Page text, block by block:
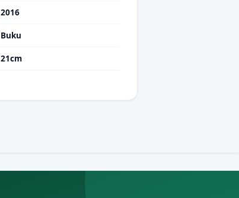
2016
Buku
21cm